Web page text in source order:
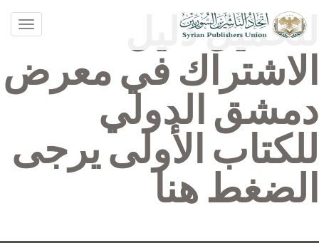
لتحميل دليل
الاشتراك في معرض
دمشق الدولي
للكتاب الأولى يرجى
الضغط هنا